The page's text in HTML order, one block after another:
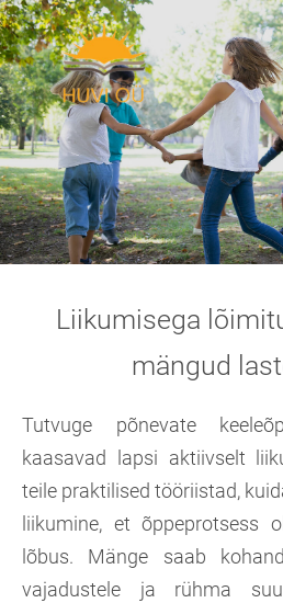
Liikumisega
mängud
Tutvuge põnevate
kaasavad lapsi aktiivselt
teile praktilised tööriistad,
liikumine, et õppeprotsess
lõbus. Mänge saab
vajadustele ja rühma